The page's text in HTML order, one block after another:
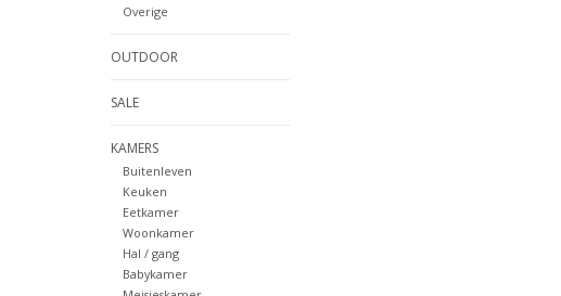
Overige
OUTDOOR
SALE
KAMERS
Buitenleven
Keuken
Eetkamer
Woonkamer
Hal / gang
Babykamer